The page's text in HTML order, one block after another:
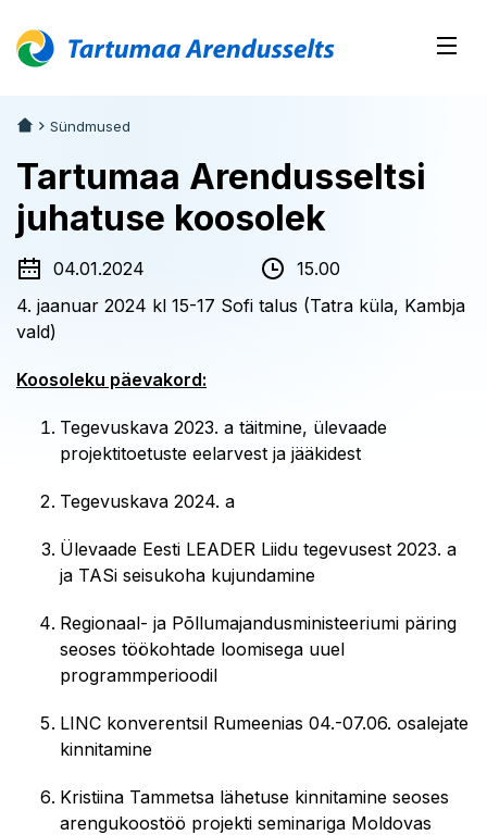
Sündmused
Tartumaa Arendusseltsi
juhatuse koosolek
04.01.2024
15.00
4. jaanuar 2024 kl 15-17 Sofi talus (Tatra küla, Kambja
vald)
Koosoleku päevakord:
Tegevuskava 2023. a täitmine, ülevaade
projektitoetuste eelarvest ja jääkidest
Tegevuskava 2024. a
Ülevaade Eesti LEADER Liidu tegevusest 2023. a
ja TASi seisukoha kujundamine
Regionaal- ja Põllumajandusministeeriumi päring
seoses töökohtade loomisega uuel
programmperioodil
LINC konverentsil Rumeenias 04.-07.06. osalejate
kinnitamine
Kristiina Tammetsa lähetuse kinnitamine seoses
arengukoostöö projekti seminariga Moldovas